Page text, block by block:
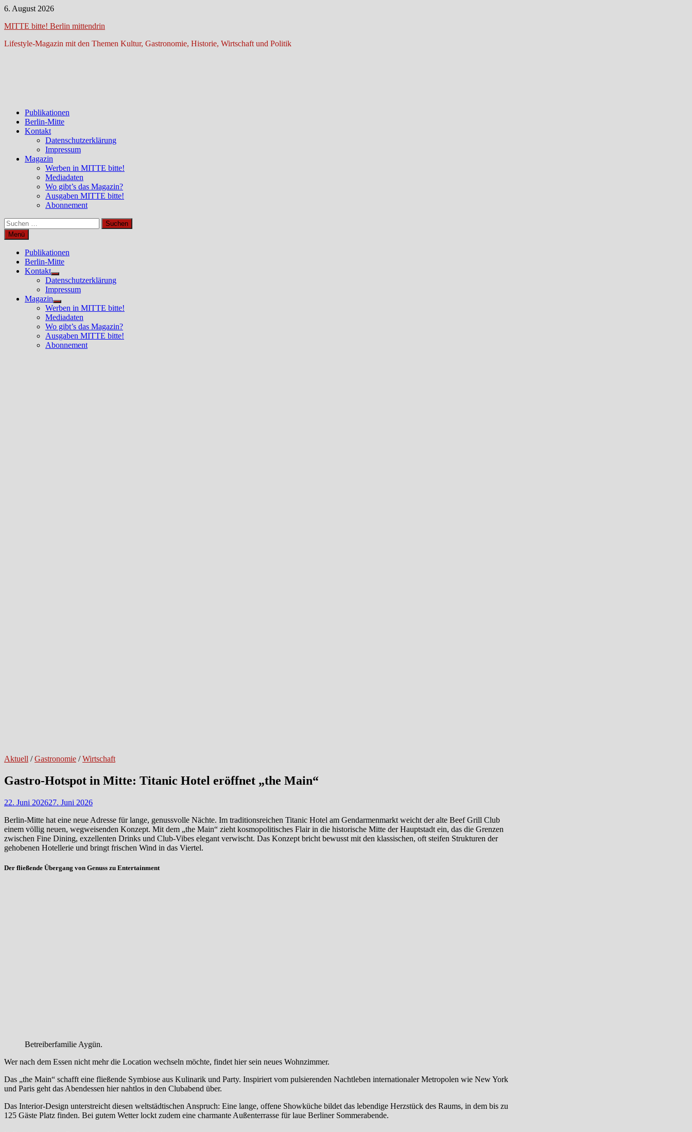
Zum
springen
6. August 2026
MITTE bitte! Berlin mittendrin
Lifestyle-Magazin mit den Themen Kultur, Gastronomie, Historie, Wirtschaft und Politik
Publikationen
Berlin-Mitte
Kontakt
Datenschutzerklärung
Impressum
Magazin
Werben in MITTE bitte!
Mediadaten
Wo gibt’s das Magazin?
Ausgaben MITTE bitte!
Abonnement
Suchen
nach:
Menü
Publikationen
Berlin-Mitte
Kontakt
Untermenü
anzeigen
Datenschutzerklärung
Impressum
Magazin
Untermenü
anzeigen
Werben in MITTE bitte!
Mediadaten
Wo gibt’s das Magazin?
Ausgaben MITTE bitte!
Abonnement
Aktuell /Gastronomie /Wirtschaft
Gastro-Hotspot in Mitte: Titanic Hotel eröffnet „the Main“
22. Juni 202627. Juni 2026
Berlin-Mitte hat eine neue Adresse für lange, genussvolle Nächte. Im traditionsreichen Titanic Hotel am Gendarmenmarkt weicht der alte Beef Grill Club
einem völlig neuen, wegweisenden Konzept. Mit dem „the Main“ zieht kosmopolitisches Flair in die historische Mitte der Hauptstadt ein, das die Grenzen
zwischen Fine Dining, exzellenten Drinks und Club-Vibes elegant verwischt. Das Konzept bricht bewusst mit den klassischen, oft steifen Strukturen der
gehobenen Hotellerie und bringt frischen Wind in das Viertel.
Der fließende Übergang von Genuss zu Entertainment
Betreiberfamilie Aygün.
Wer nach dem Essen nicht mehr die Location wechseln möchte, findet hier sein neues Wohnzimmer.
Das „the Main“ schafft eine fließende Symbiose aus Kulinarik und Party. Inspiriert vom pulsierenden Nachtleben internationaler Metropolen wie New York
und Paris geht das Abendessen hier nahtlos in den Clubabend über.
Das Interior-Design unterstreicht diesen weltstädtischen Anspruch: Eine lange, offene Showküche bildet das lebendige Herzstück des Raums, in dem bis zu
125 Gäste Platz finden. Bei gutem Wetter lockt zudem eine charmante Außenterrasse für laue Berliner Sommerabende.